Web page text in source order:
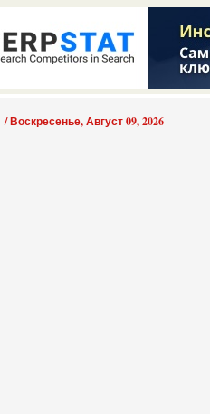
/Воскресенье, Август 09, 2026